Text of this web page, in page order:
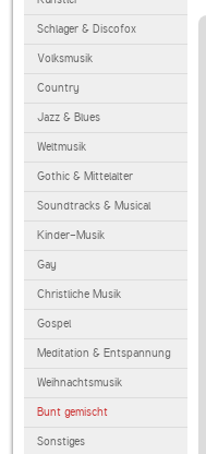
Schlager & Discofox
Volksmusik
Country
Jazz & Blues
Weltmusik
Gothic & Mittelalter
Soundtracks & Musical
Kinder-Musik
Gay
Christliche Musik
Gospel
Meditation & Entspannung
Weihnachtsmusik
Bunt gemischt
Sonstiges